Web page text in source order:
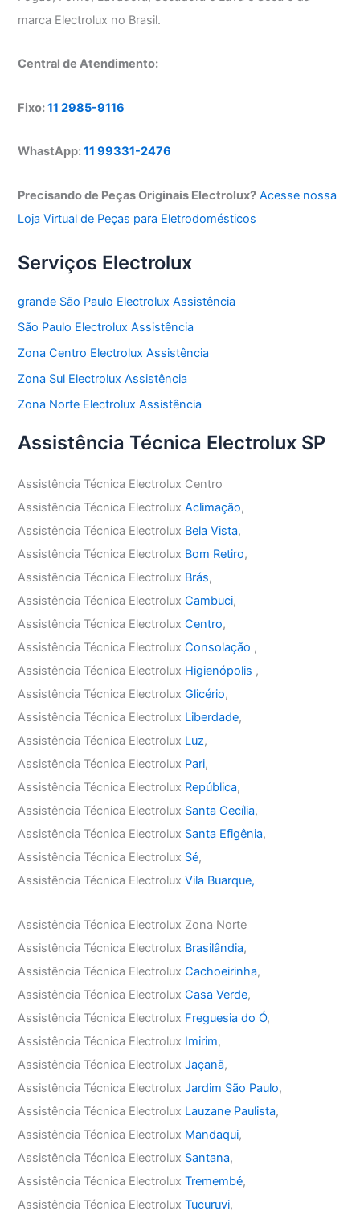
marca Electrolux no Brasil.
Central de Atendimento:
Fixo:11 2985-9116
WhastApp:11 99331-2476
Precisando de Peças Originais Electrolux? Acesse nossa
Loja Virtual de Peças para Eletrodomésticos
Serviços Electrolux
grande São Paulo Electrolux Assistência
São Paulo Electrolux Assistência
Zona Centro Electrolux Assistência
Zona Sul Electrolux Assistência
Zona Norte Electrolux Assistência
Assistência Técnica Electrolux SP
Assistência Técnica Electrolux Centro
Assistência Técnica ElectroluxAclimação,
Assistência Técnica Electrolux Bela Vista,
Assistência Técnica Electrolux Bom Retiro,
Assistência Técnica Electrolux Brás,
Assistência Técnica ElectroluxCambuci,
Assistência Técnica ElectroluxCentro,
Assistência Técnica ElectroluxConsolação ,
Assistência Técnica Electrolux Higienópolis ,
Assistência Técnica ElectroluxGlicério,
Assistência Técnica Electrolux Liberdade,
Assistência Técnica Electrolux Luz,
Assistência Técnica Electrolux Pari,
Assistência Técnica Electrolux República,
Assistência Técnica Electrolux Santa Cecília,
Assistência Técnica Electrolux Santa Efigênia,
Assistência Técnica Electrolux Sé,
Assistência Técnica ElectroluxVila Buarque,
Assistência Técnica Electrolux Zona Norte
Assistência Técnica Electrolux Brasilândia,
Assistência Técnica ElectroluxCachoeirinha,
Assistência Técnica ElectroluxCasa Verde,
Assistência Técnica Electrolux Freguesia do Ó,
Assistência Técnica Electrolux Imirim,
Assistência Técnica ElectroluxJaçanã,
Assistência Técnica ElectroluxJardim São Paulo,
Assistência Técnica Electrolux Lauzane Paulista,
Assistência Técnica Electrolux Mandaqui,
Assistência Técnica Electrolux Santana,
Assistência Técnica ElectroluxTremembé,
Assistência Técnica ElectroluxTucuruvi,